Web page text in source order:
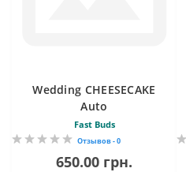
Wedding CHEESECAKE
Auto
Fast Buds
Отзывов - 0
650.00 грн.